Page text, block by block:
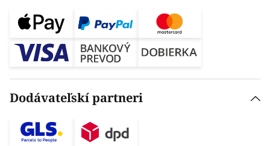
Dodávateľskí partneri